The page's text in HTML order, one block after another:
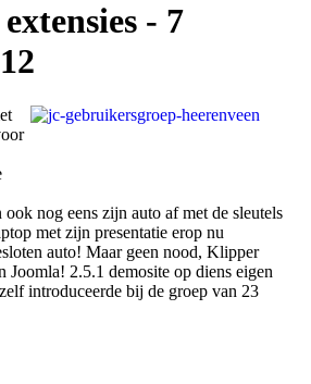
- 7
nog eens zijn auto af met de sleutels
met zijn presentatie erop nu
auto! Maar geen nood, Klipper
Joomla! 2.5.1 demosite op diens eigen
introduceerde bij de groep van 23